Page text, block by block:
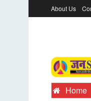
About Us
Home